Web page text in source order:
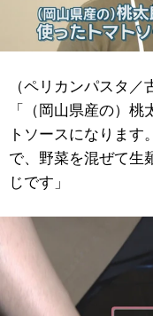
（ペリカンパスタ／
「（岡山県産の）
トソースになりま
で、野菜を混ぜて生
じです」